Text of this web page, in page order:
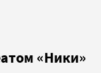
«Ники»